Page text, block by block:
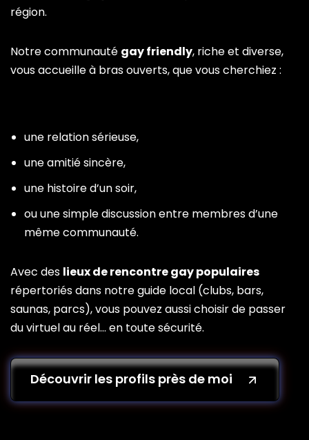
région.
Notre communauté gay friendly, riche et diverse,
vous accueille à bras ouverts, que vous cherchiez :
une relation sérieuse,
une amitié sincère,
une histoire d’un soir,
ou une simple discussion entre membres d’une
même communauté.
Avec des lieux de rencontre gay populaires
répertoriés dans notre guide local (clubs, bars,
saunas, parcs), vous pouvez aussi choisir de passer
du virtuel au réel… en toute sécurité.
Découvrir les profils près de moi